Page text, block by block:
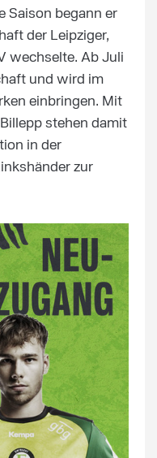
Saison begann er
der Leipziger,
wechselte. Ab Juli
und wird im
einbringen. Mit
stehen damit
in der
zur